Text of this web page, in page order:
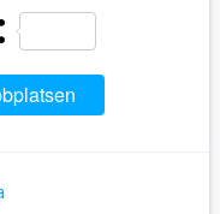
Dela